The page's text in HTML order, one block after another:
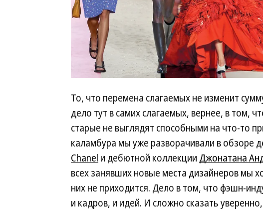
То, что перемена слагаемых не изменит
дело тут в самих слагаемых, вернее, в том,
старые не выглядят способными на что-то
каламбура мы уже разворачивали в обзоре
Chanel и дебютной коллекции Джонатана
всех занявших новые места дизайнеров мы
них не приходится. Дело в том, что фэшн-
и кадров, и идей. И сложно сказать